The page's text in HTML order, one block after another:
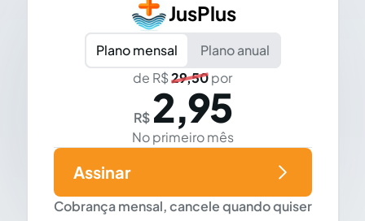
JusPlus
Plano mensal
Plano anual
de R$29,50por
R$ 2,95
No primeiro mês
Cobrança mensal, cancele quando quiser
Assinar